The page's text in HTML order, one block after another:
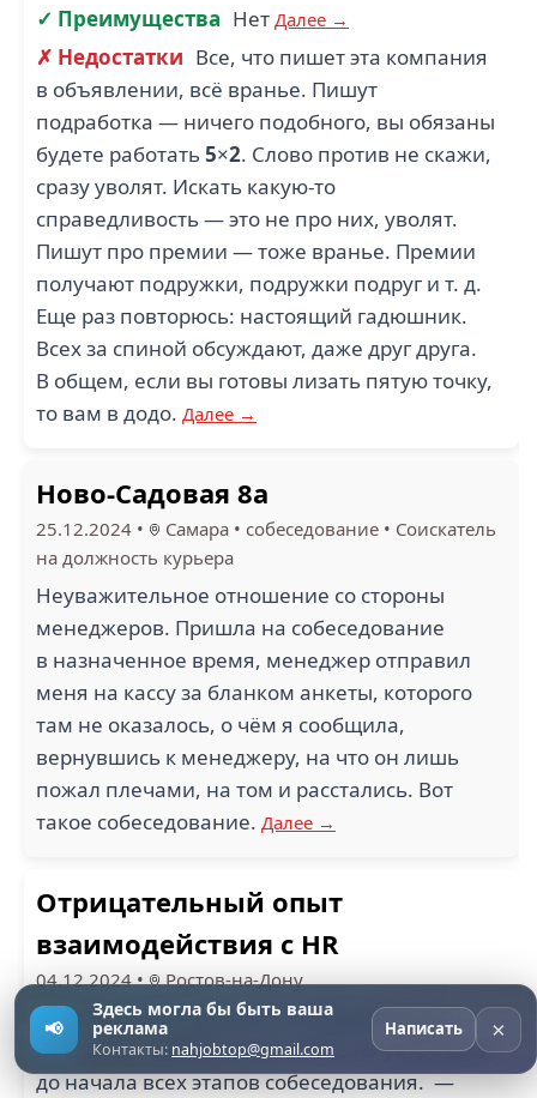
✓ Преимущества Нет Далее →
✗ Недостатки Все, что пишет эта компания
в объявлении, всё вранье. Пишут
подработка — ничего подобного, вы обязаны
будете работать5×2. Слово против не скажи,
сразу уволят. Искать какую-то
справедливость — это не про них, уволят.
Пишут про премии — тоже вранье. Премии
получают подружки, подружки подруг и т. д.
Еще раз повторюсь: настоящий гадюшник.
Всех за спиной обсуждают, даже друг друга.
В общем, если вы готовы лизать пятую точку,
то вам в додо. Далее →
Ново-Садовая 8а
25.12.2024 • Самара • собеседование • Соискатель
на должность курьера
Неуважительное отношение со стороны
менеджеров. Пришла на собеседование
в назначенное время, менеджер отправил
меня на кассу за бланком анкеты, которого
там не оказалось, о чём я сообщила,
вернувшись к менеджеру, на что он лишь
пожал плечами, на том и расстались. Вот
такое собеседование. Далее →
Отрицательный опыт
взаимодействия с HR
04.12.2024• Ростов-на-Дону
- По регионам работает не управляющая
компания. Об этом меня никто не уведомлял
до начала всех этапов собеседования. —
📢
Здесь могла бы быть ваша
реклама
Контакты: nahjobtop@gmail.com
Написать ×